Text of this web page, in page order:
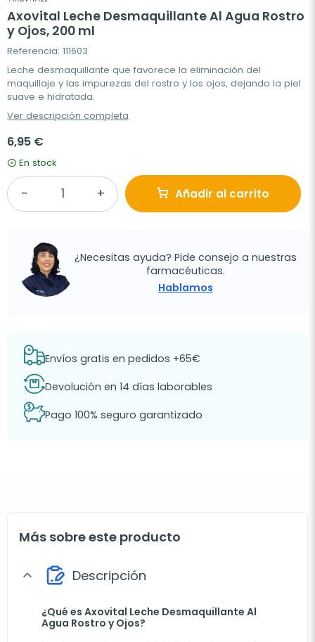
Axovital Leche Desmaquillante Al Agua Rostro
y Ojos, 200 ml
Referencia: 111603
Leche desmaquillante que favorece la eliminación del
maquillaje y las impurezas del rostro y los ojos, dejando la piel
suave e hidratada.
Ver descripción completa
6,95 €
En stock
Añadir al carrito
¿Necesitas ayuda? Pide consejo a nuestras
farmacéuticas.
Hablamos
Envíos gratis en pedidos +65€
Devolución en 14 días laborables
Pago 100% seguro garantizado
Más sobre este producto
expand_more Descripción
¿Qué es Axovital Leche Desmaquillante Al
Agua Rostro y Ojos?